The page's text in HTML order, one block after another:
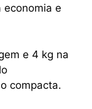
economia e
e 4 kg na
compacta.